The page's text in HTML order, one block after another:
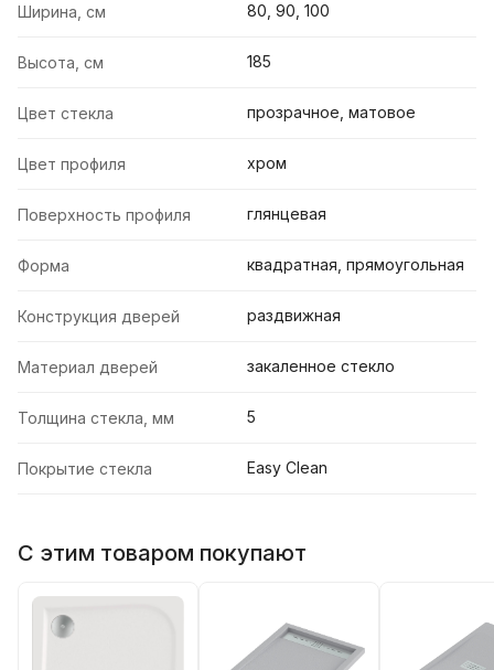
Ширина, см 80, 90, 100
Высота, см 185
Цвет стекла прозрачное, матовое
Цвет профиля хром
Поверхность профиля глянцевая
Форма квадратная, прямоугольная
Конструкция дверей раздвижная
Материал дверей закаленное стекло
Толщина стекла, мм 5
Покрытие стекла Easy Clean
С этим товаром покупают